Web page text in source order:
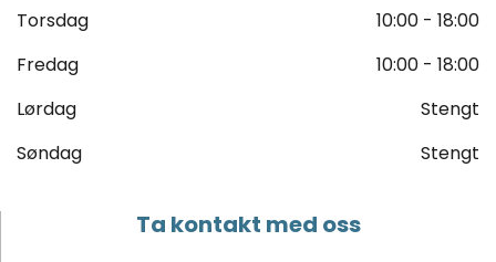
Torsdag
10:00 - 18:00
Fredag
10:00 - 18:00
Lørdag
Stengt
Søndag
Stengt
Ta kontakt med oss